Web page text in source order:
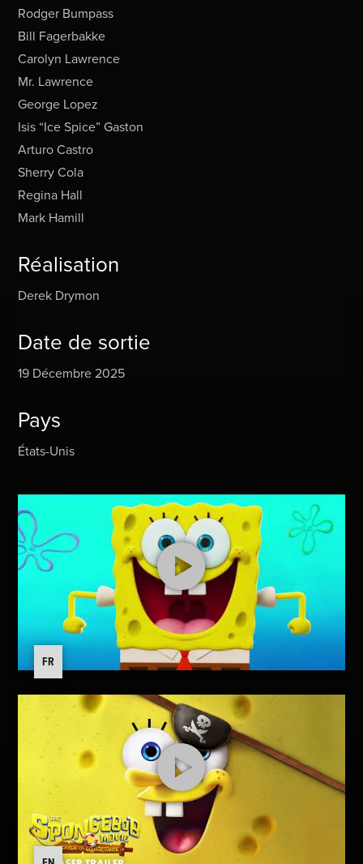
Rodger Bumpass
Bill Fagerbakke
Carolyn Lawrence
Mr. Lawrence
George Lopez
Isis “Ice Spice” Gaston
Arturo Castro
Sherry Cola
Regina Hall
Mark Hamill
Réalisation
Derek Drymon
Date de sortie
19 Décembre 2025
Pays
États-Unis
FR